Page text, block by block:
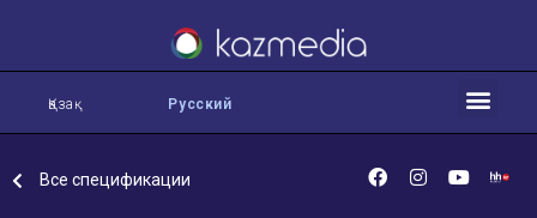
Қазақ Русский
Все спецификации